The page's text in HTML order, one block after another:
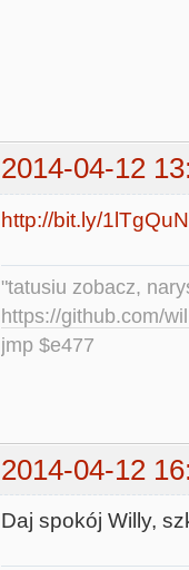
2014-04-12
http://bit.ly/1lTgQuN
"tatusiu zobacz,
https://github.com/
jmp $e477
2014-04-12
Daj spokój Willy,